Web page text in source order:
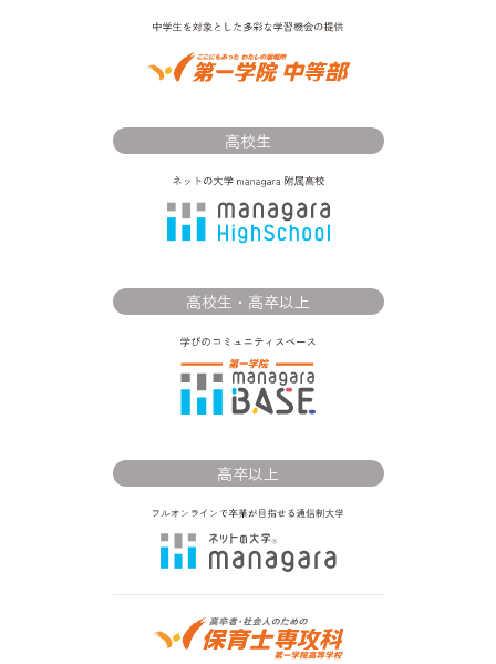
高校生
高校生・高卒以上
高卒以上